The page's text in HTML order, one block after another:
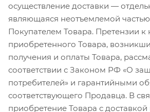
осуществление доставки —
являющаяся неотъемлемой
Покупателем Товара. Претензии к
приобретенного Товара,
получения и оплаты Товара,
соответствии с Законом РФ «О
потребителей» и гарантийными
соответствующего Продавца. В
приобретение Товара с доставкой